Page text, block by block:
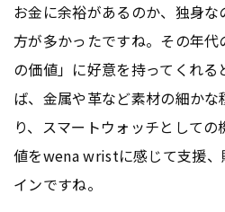
お金に余裕があるのか、独身
方が多かったですね。その年
の価値」に好意を持ってくれる
ば、金属や革など素材の細か
り、スマートウォッチとして
値をwena wristに感じて支援、
インですね。